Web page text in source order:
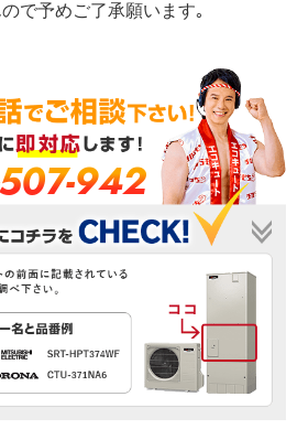
で予めご了承願います｡
942